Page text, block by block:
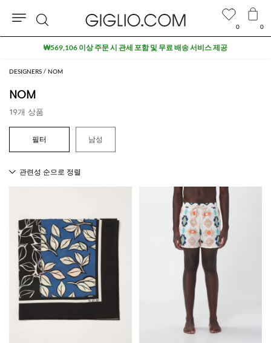
DESIGNERS NOM
NOM
19개 상품
남성
0 0
검
색
₩569,106 이상 주문 시 관세 포함 및 무료 배송 서비스 제공